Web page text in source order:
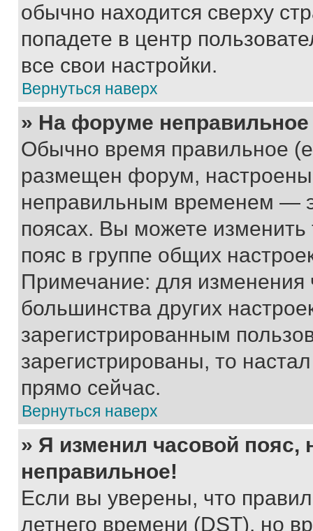
обычно находится сверху
попадете в центр
все свои настройки.
Вернуться наверх
» На форуме
Обычно время правильное
размещен форум, настроены
неправильным временем —
поясах. Вы можете изменить
пояс в группе общих
Примечание: для изменения
большинства других
зарегистрированным
зарегистрированы, то
прямо сейчас.
Вернуться наверх
» Я изменил часовой пояс,
неправильное!
Если вы уверены, что
летнего времени (DST), но